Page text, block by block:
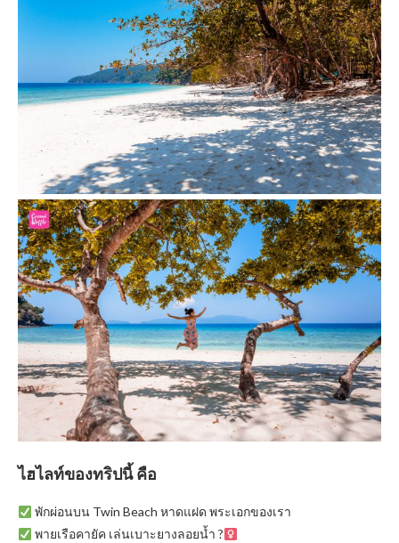
ไฮไลท์ของทริปนี้ คือ
พักผ่อนบน Twin Beach หาดแฝด พระเอกของเรา
พายเรือคายัค เล่นเบาะยางลอยน้ำ ?‍